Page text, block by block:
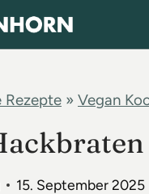
Rezepte » Vegan
15. September 2025